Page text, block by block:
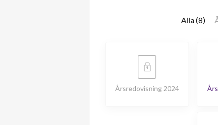
Alla (8)
Årsredovisning 2024